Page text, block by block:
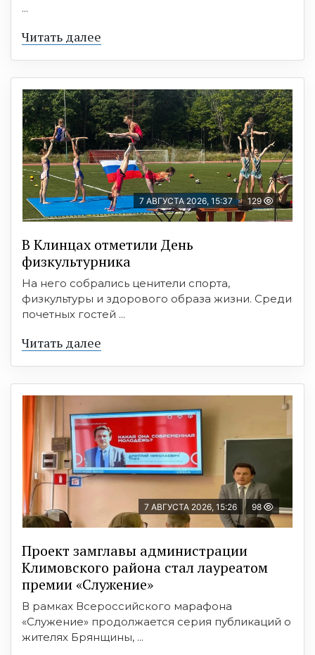
...
Читать далее
7 АВГУСТА 2026, 15:37 129
В Клинцах отметили День
физкультурника
На него собрались ценители спорта,
физкультуры и здорового образа жизни. Среди
почетных гостей ...
Читать далее
7 АВГУСТА 2026, 15:26 98
Проект замглавы администрации
Климовского района стал лауреатом
премии «Служение»
В рамках Всероссийского марафона
«Служение» продолжается серия публикаций о
жителях Брянщины, ...